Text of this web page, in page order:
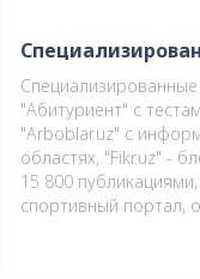
"Абитуриент" с
"Arboblar.uz" с
областях, "Fikr.uz" -
15 800
спортивный портал,